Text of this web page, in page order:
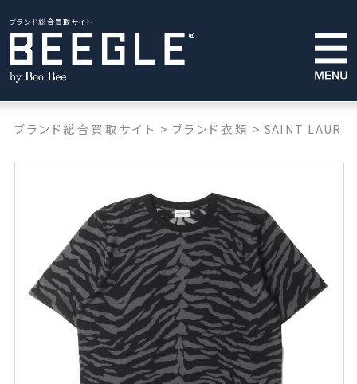
ブランド総合買取サイト
ブランド総合買取サイト > ブランド衣類 > SAINT